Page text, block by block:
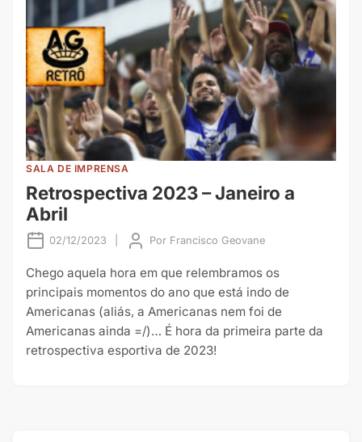
SALA DE IMPRENSA
Retrospectiva 2023 – Janeiro a
Abril
02/12/2023 Por Francisco Geovane
Chego aquela hora em que relembramos os
principais momentos do ano que está indo de
Americanas (aliás, a Americanas nem foi de
Americanas ainda =/)… É hora da primeira parte da
retrospectiva esportiva de 2023!